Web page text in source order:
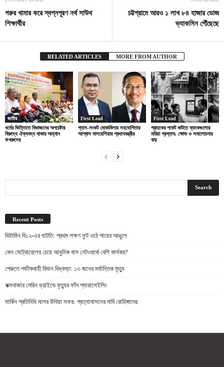
গরুর খামার করে স্বপ্নপূরণ নর্থ সাউথ
শিক্ষার্থীর
চট্টগ্রামে আরও ১ লাখ ৮৪ হাজার ডোজ
ভ্যাকসিন পৌঁছেছে
RELATED ARTICLES MORE FROM AUTHOR
জাতীয়
ধর্মের ভিত্তিতে বিভাজনের অপচেষ্টার
বিরুদ্ধে ঐক্যবদ্ধ থাকার আহ্বান
ফখরুলের
First Lead
গ্যাস-সংকট মোকাবিলায় সহযোগিতার
আশ্বাস মালয়েশিয়ার প্রধানমন্ত্রীর
First Lead
গ্রাহকের পকেট কাটতে ব্যাংকগুলোর
মরিয়া প্রস্তাব: ক্ষোভ ও সমালোচনার
ঝড়
Recent Posts
ভিটামিন বি১২-এর ঘাটতি: প্রথম লক্ষণ ফুট ওঠে পায়ের আঙুলে
কেন মেট্রোরেলের চেয়ে আধুনিক বাস নেটওয়ার্ক বেশি কার্যকর?
পেরুতে পর্যটকবাহী বিমান বিধ্বস্ত: ১৩ জনের মর্মান্তিক মৃত্যু
কক্সবাজার মেরিন ড্রাইভে মৃত্যুর ফাঁদ প্যারাসেইলিং
মার্কিন প্রতিনিধি দলের উখিয়া সফর: প্রত্যাবাসনের দাবি রোহিঙ্গাদের